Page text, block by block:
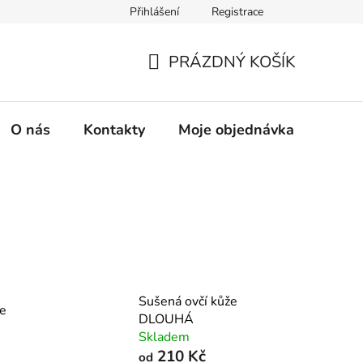
Přihlášení Registrace
KOŠÍK
PRÁZDNÝ KOŠÍK
O nás Kontakty Moje objednávka
Sušená ovčí kůže
DLOUHÁ
Skladem
od210 Kč